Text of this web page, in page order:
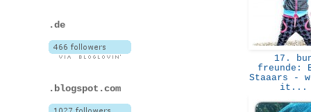
17.
freunde:
Staaars -
.de
.blogspot.com